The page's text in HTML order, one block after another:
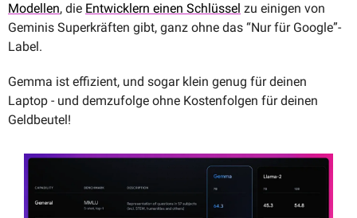
Modellen, die Entwicklern einen Schlüssel zu einigen von
Geminis Superkräften gibt, ganz ohne das “Nur für Google”-
Label.
Gemma ist effizient, und sogar klein genug für deinen
Laptop - und demzufolge ohne Kostenfolgen für deinen
Geldbeutel!